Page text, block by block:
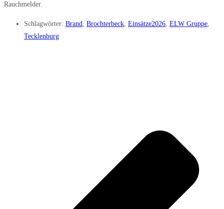
Rauchmelder.
Schlagwörter: Brand, Brochterbeck, Einsätze2026, ELW Gruppe,
Tecklenburg